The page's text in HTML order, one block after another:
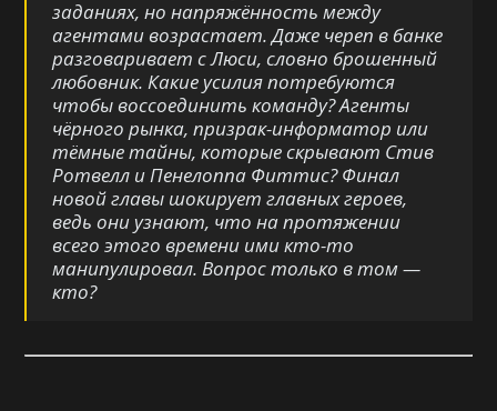
заданиях, но напряжённость между
агентами возрастает. Даже череп в банке
разговаривает с Люси, словно брошенный
любовник. Какие усилия потребуются
чтобы воссоединить команду? Агенты
чёрного рынка, призрак-информатор или
тёмные тайны, которые скрывают Стив
Ротвелл и Пенелоппа Фиттис? Финал
новой главы шокирует главных героев,
ведь они узнают, что на протяжении
всего этого времени ими кто-то
манипулировал. Вопрос только в том —
кто?